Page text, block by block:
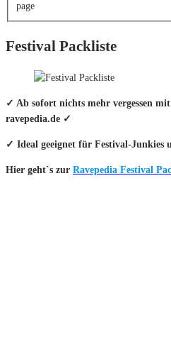
page
Festival Packliste
✓ Ab sofort nichts mehr vergessen
ravepedia.de ✓
✓ Ideal geeignet für Festival-Junkies
Hier geht`s zur Ravepedia Festival